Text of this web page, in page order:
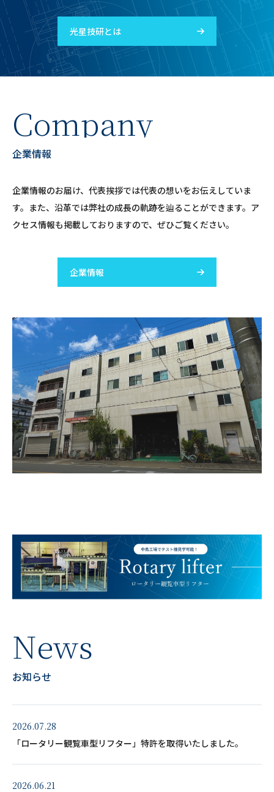
光星技研とは
Company
企業情報
企業情報のお届け、代表挨拶では代表の想いをお伝えしていま
す。 また、沿革では弊社の成長の軌跡を辿ることができます。 ア
クセス情報も掲載しておりますので、ぜひご覧ください。
企業情報
News
お知らせ
2026.07.28
「ロータリー観覧車型リフター」特許を取得いたしました。
2026.06.21